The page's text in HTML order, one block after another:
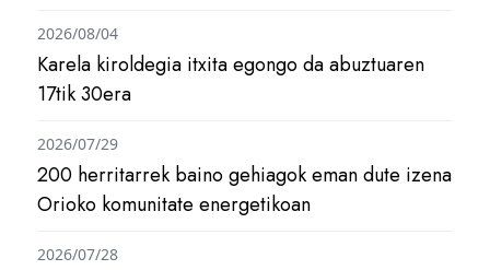
Karela kiroldegia itxita egongo da abuztuaren
17tik 30era
2026/08/04
200 herritarrek baino gehiagok eman dute izena
Orioko komunitate energetikoan
2026/07/29
2026/07/28